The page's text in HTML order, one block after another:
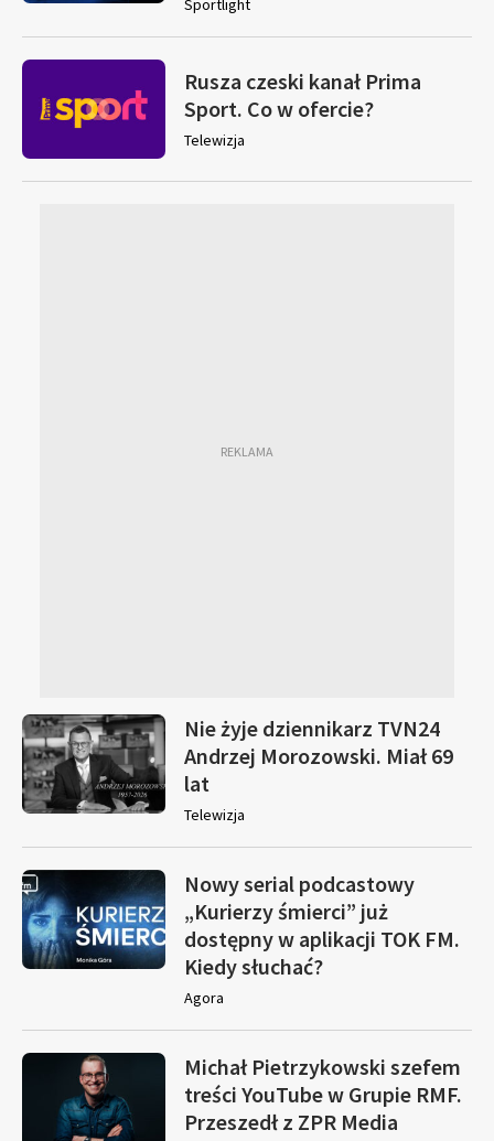
Sportlight
Rusza czeski kanał Prima
Sport. Co w ofercie?
Telewizja
Nie żyje dziennikarz TVN24
Andrzej Morozowski. Miał 69
lat
Telewizja
Nowy serial podcastowy
„Kurierzy śmierci” już
dostępny w aplikacji TOK FM.
Kiedy słuchać?
Agora
Michał Pietrzykowski szefem
treści YouTube w Grupie RMF.
Przeszedł z ZPR Media